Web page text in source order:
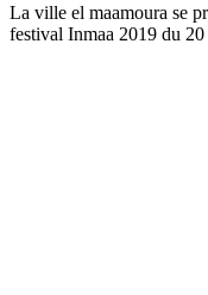
La ville el maamoura se
festival Inmaa 2019 du